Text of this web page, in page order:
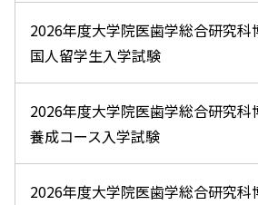
2026年度大学院医歯学総合研究
国人留学生入学試験
2026年度大学院医歯学総合研究
養成コース入学試験
2026年度大学院医歯学総合研究